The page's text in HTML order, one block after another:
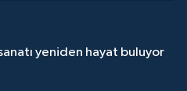
yeniden hayat buluyor